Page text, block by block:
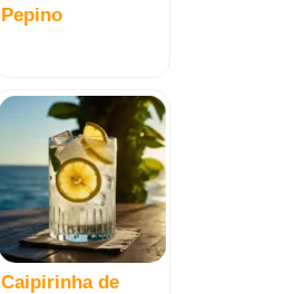
Pepino
Caipirinha de